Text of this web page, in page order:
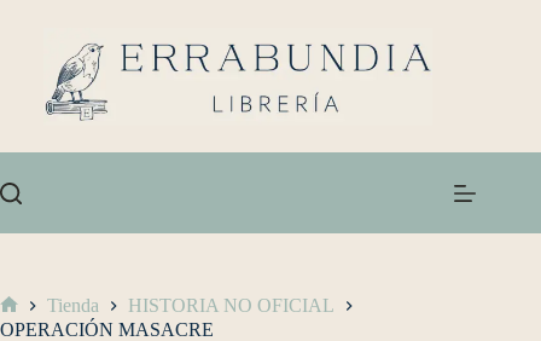
Tienda
HISTORIA NO OFICIAL
OPERACIÓN MASACRE